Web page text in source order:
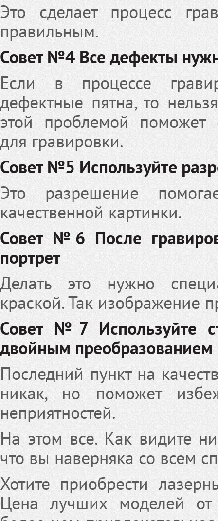
Это сделает процесс
правильным.
Совет №4 Все дефекты
Если в процессе
дефектные пятна, то
этой проблемой поможет
для гравировки.
Совет №5 Используйте
Это разрешение
качественной картинки.
Совет №6 После
портрет
Делать это нужно
краской. Так изображение
Совет №7 Используйте
двойным преобразованием
Последний пункт на
никак, но поможет
неприятностей.
На этом все. Как видите
что вы наверняка со всем
Хотите приобрести
Цена лучших моделей от